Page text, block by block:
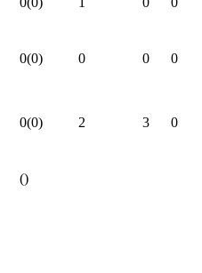
0(0) 0 0 0
0(0) 2 3 0
()